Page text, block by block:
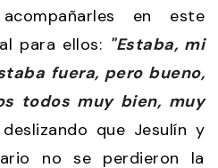
en este
para ellos: "Estaba, mi
fuera, pero bueno,
todos muy bien, muy
que Jesulín y
no se perdieron la